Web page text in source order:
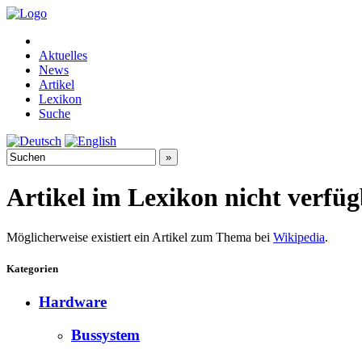
Aktuelles
News
Artikel
Lexikon
Suche
Artikel im Lexikon nicht
Möglicherweise existiert ein Artikel zum Thema bei Wikipedia.
Kategorien
Hardware
Bussystem